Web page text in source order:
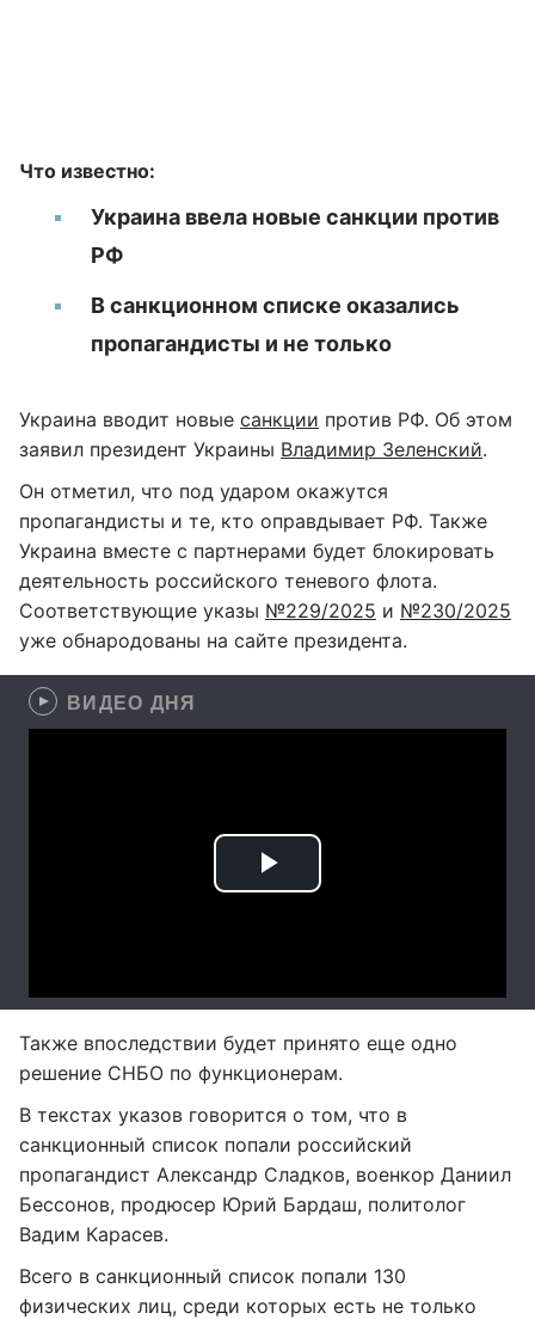
Что известно:
Украина ввела новые санкции против
РФ
В санкционном списке оказались
пропагандисты и не только
Украина вводит новые санкции против РФ. Об этом
заявил президент Украины Владимир Зеленский.
Он отметил, что под ударом окажутся
пропагандисты и те, кто оправдывает РФ. Также
Украина вместе с партнерами будет блокировать
деятельность российского теневого флота.
Соответствующие указы №229/2025 и №230/2025
уже обнародованы на сайте президента.
ВИДЕО ДНЯ
Также впоследствии будет принято еще одно
решение СНБО по функционерам.
В текстах указов говорится о том, что в
санкционный список попали российский
пропагандист Александр Сладков, военкор Даниил
Бессонов, продюсер Юрий Бардаш, политолог
Вадим Карасев.
Всего в санкционный список попали 130
физических лиц, среди которых есть не только